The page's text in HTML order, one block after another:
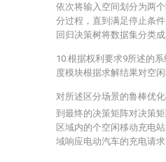
依次将输入空间划分为两
分过程，直到满足停止条
回归决策树将数据集分类
10.根据权利要求9所述的
度模块根据求解结果对空
对所述区分场景的鲁棒优
到最终的决策矩阵对决策
区域内的个空闲移动充电
域响应电动汽车的充电请求